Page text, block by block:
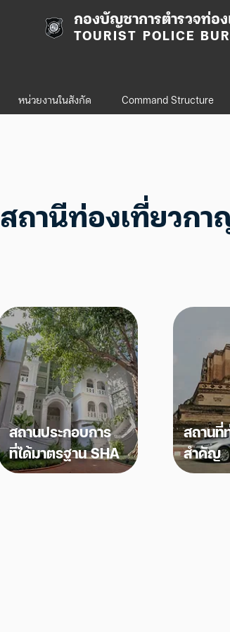
กองบัญชาการตำรวจท่อง
TOURIST POLICE
หน่วยงานในสังกัด Command Structure
สถานีท่องเที่ยวก
สถานประกอบการ
ที่ได้มาตรฐาน SHA
สถานที่
สำคัญ